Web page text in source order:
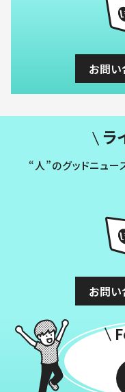
お問
ラ
“人”のグッドニュー
お問